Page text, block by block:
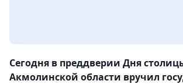
Сегодня в преддверии Дня
Акмолинской области вручил